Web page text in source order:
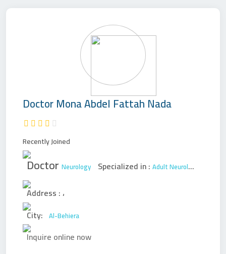
DoctorMona Abdel Fattah Nada
Recently Joined
Doctor Neurology Specialized in : Adult Neurology
Address :،
City: Al-Behiera
Inquire online now